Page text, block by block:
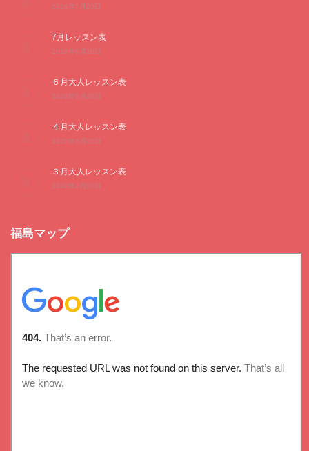
2026年7月20日
7月レッスン表
2026年6月20日
６月大人レッスン表
2026年5月20日
４月大人レッスン表
2026年3月20日
３月大人レッスン表
2026年2月20日
福島マップ